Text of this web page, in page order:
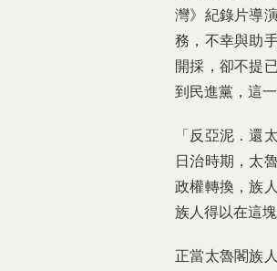
灣》紀錄片導
務，不幸與助
開採，卻不提
到民進黨，這
「反亞泥．還
日治時期，太
政權轉換，族
族人得以在這
正當太魯閣族